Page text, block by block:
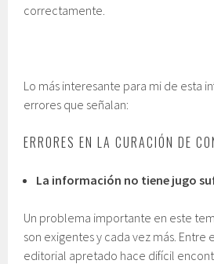
correctamente.
Lo más interesante para mi de esta
errores que señalan:
ERRORES EN LA CURACIÓN DE
La información no tiene jugo
Un problema importante en este
son exigentes y cada vez más. Entre
editorial apretado hace difícil